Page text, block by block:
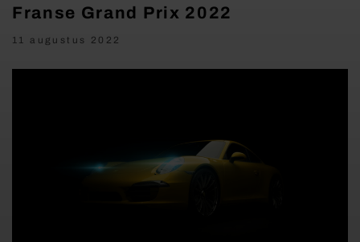
Franse Grand Prix 2022
11 augustus 2022